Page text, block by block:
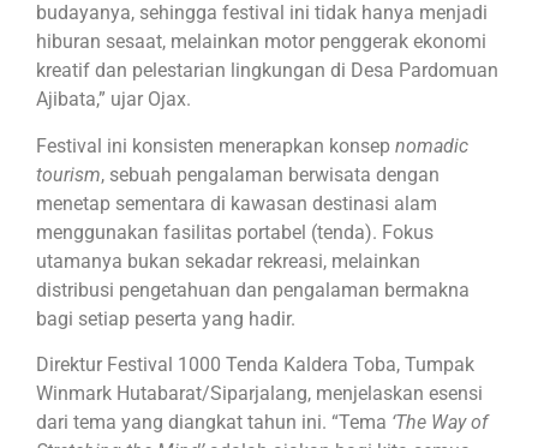
budayanya, sehingga festival ini tidak hanya menjadi
hiburan sesaat, melainkan motor penggerak ekonomi
kreatif dan pelestarian lingkungan di Desa Pardomuan
Ajibata,” ujar Ojax.
Festival ini konsisten menerapkan konsep nomadic
tourism, sebuah pengalaman berwisata dengan
menetap sementara di kawasan destinasi alam
menggunakan fasilitas portabel (tenda). Fokus
utamanya bukan sekadar rekreasi, melainkan
distribusi pengetahuan dan pengalaman bermakna
bagi setiap peserta yang hadir.
Direktur Festival 1000 Tenda Kaldera Toba, Tumpak
Winmark Hutabarat/Siparjalang, menjelaskan esensi
dari tema yang diangkat tahun ini. “Tema ‘The Way of